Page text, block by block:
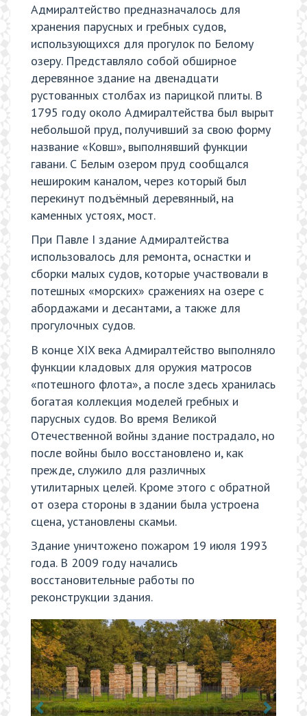
Адмиралтейство предназначалось для
хранения парусных и гребных судов,
использующихся для прогулок по Белому
озеру. Представляло собой обширное
деревянное здание на двенадцати
рустованных столбах из парицкой плиты. В
1795 году около Адмиралтейства был вырыт
небольшой пруд, получивший за свою форму
название «Ковш», выполнявший функции
гавани. С Белым озером пруд сообщался
нешироким каналом, через который был
перекинут подъёмный деревянный, на
каменных устоях, мост.
При Павле I здание Адмиралтейства
использовалось для ремонта, оснастки и
сборки малых судов, которые участвовали в
потешных «морских» сражениях на озере с
абордажами и десантами, а также для
прогулочных судов.
В конце XIX века Адмиралтейство выполняло
функции кладовых для оружия матросов
«потешного флота», а после здесь хранилась
богатая коллекция моделей гребных и
парусных судов. Во время Великой
Отечественной войны здание пострадало, но
после войны было восстановлено и, как
прежде, служило для различных
утилитарных целей. Кроме этого с обратной
от озера стороны в здании была устроена
сцена, установлены скамьи.
Здание уничтожено пожаром 19 июля 1993
года. В 2009 году начались
восстановительные работы по
реконструкции здания.